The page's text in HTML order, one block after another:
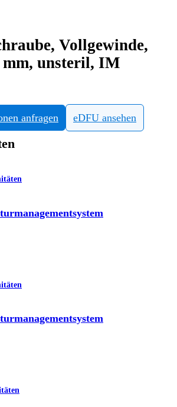
Vollgewinde,
mm, unsteril, IM
anfragen eDFU ansehen